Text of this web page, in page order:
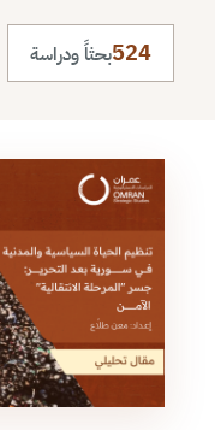
524بحثاً ودراسة